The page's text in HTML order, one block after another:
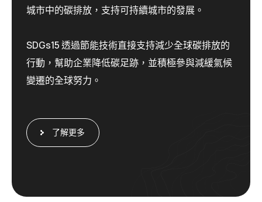
城市中的碳排放，支持可持續城市的發展。
SDGs15 透過節能技術直接支持減少全球碳排放的
行動，幫助企業降低碳足跡，並積極參與減緩氣候
變遷的全球努力。
了解更多